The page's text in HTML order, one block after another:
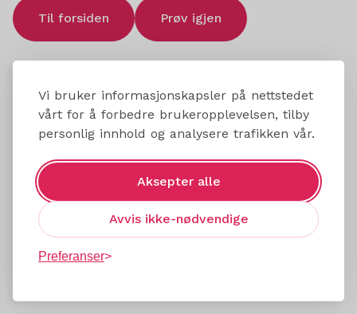
Vi bruker informasjonskapsler på nettstedet
vårt for å forbedre brukeropplevelsen, tilby
personlig innhold og analysere trafikken vår.
Aksepter alle
Avvis ikke-nødvendige
Preferanser
Til forsiden Prøv igjen